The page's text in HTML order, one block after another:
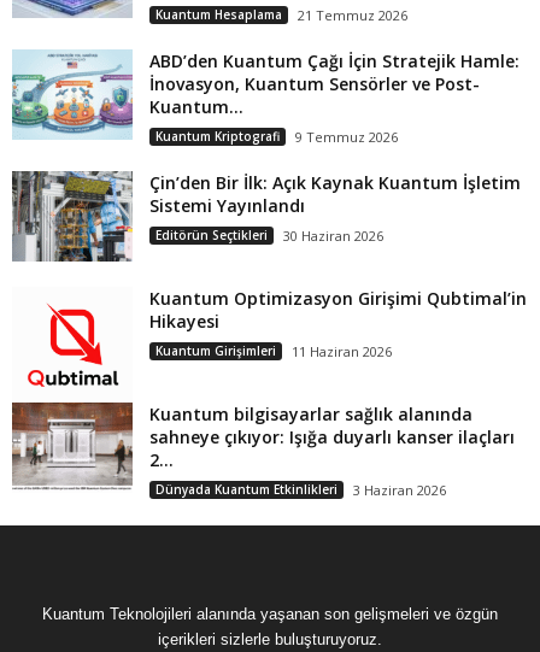
Kuantum Hesaplama 21 Temmuz 2026
ABD’den Kuantum Çağı İçin Stratejik Hamle:
İnovasyon, Kuantum Sensörler ve Post-
Kuantum...
Kuantum Kriptografi 9 Temmuz 2026
Çin’den Bir İlk: Açık Kaynak Kuantum İşletim
Sistemi Yayınlandı
Editörün Seçtikleri 30 Haziran 2026
Kuantum Optimizasyon Girişimi Qubtimal’in
Hikayesi
Kuantum Girişimleri 11 Haziran 2026
Kuantum bilgisayarlar sağlık alanında
sahneye çıkıyor: Işığa duyarlı kanser ilaçları
2...
Dünyada Kuantum Etkinlikleri 3 Haziran 2026
Kuantum Teknolojileri alanında yaşanan son gelişmeleri ve özgün
içerikleri sizlerle buluşturuyoruz.